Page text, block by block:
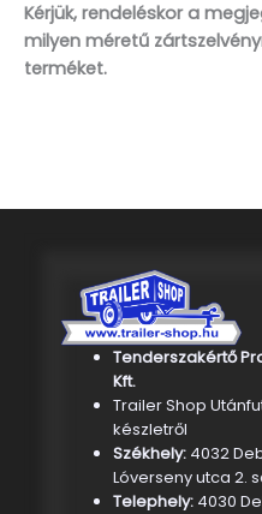
Kérjük, rendeléskor a
milyen méretű
terméket.
Tenderszakértő
Kft.
Trailer Shop
készletről
Székhely: 4032
Lóverseny utca 2.
Telephely:4030